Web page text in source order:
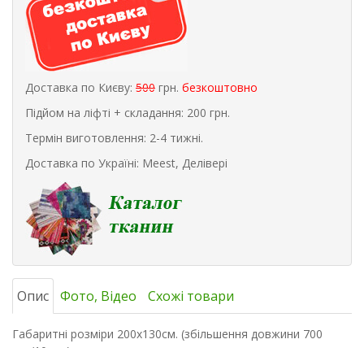
Доставка по Києву: 500 грн. безкоштовно
Підйом на ліфті + складання: 200 грн.
Термін виготовлення: 2-4 тижні.
Доставка по Україні: Meest, Делівері
Опис Фото, Відео Схожі товари
Габаритні розміри 200х130см. (збільшення довжини 700